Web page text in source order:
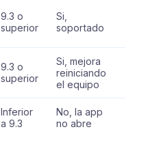
9.3 o
superior
Si,
soportado
9.3 o
superior
Si, mejora
reiniciando
el equipo
Inferior
a 9.3
No, la app
no abre